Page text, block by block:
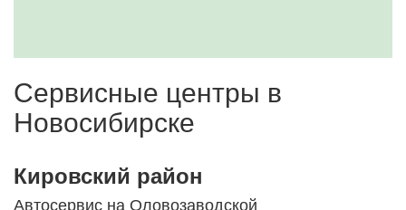
Сервисные центры в
Новосибирске
Кировский район
Автосервис на Оловозаводской